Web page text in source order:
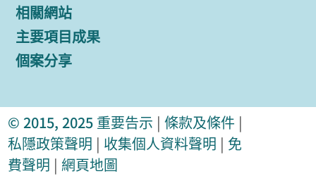
相關網站
主要項目成果
個案分享
© 2015, 2025 重要告示 | 條款及條件 |
私隱政策聲明 | 收集個人資料聲明 | 免
費聲明 | 網頁地圖